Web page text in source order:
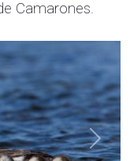
Camarones.